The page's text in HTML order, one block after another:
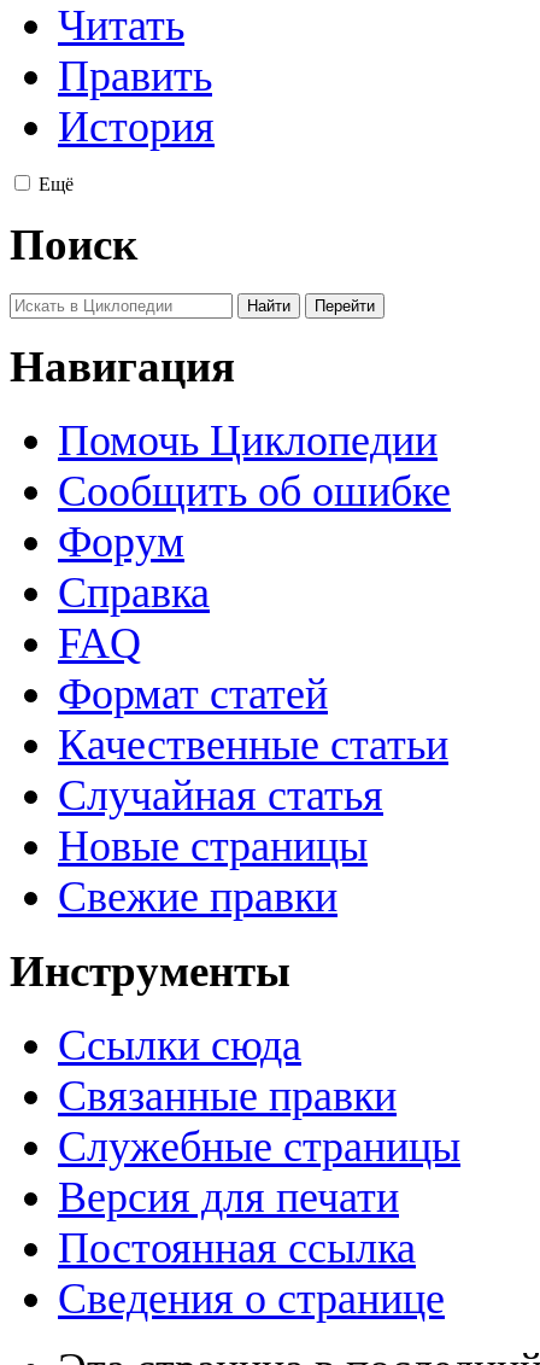
Читать
Править
История
Ещё
Поиск
Навигация
Помочь Циклопедии
Сообщить об ошибке
Форум
Справка
FAQ
Формат статей
Качественные статьи
Случайная статья
Новые страницы
Свежие правки
Инструменты
Ссылки сюда
Связанные правки
Служебные страницы
Версия для печати
Постоянная ссылка
Сведения о странице